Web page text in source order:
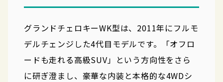
グランドチェロキーWK型は、2011年にフルモ
デルチェンジした4代目モデルです。「オフロ
ードも走れる高級SUV」という方向性をさら
に研ぎ澄まし、豪華な内装と本格的な4WDシ